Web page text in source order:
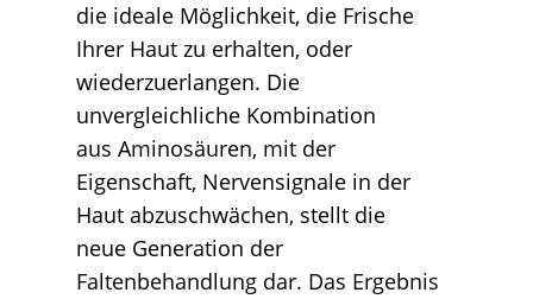
die ideale Möglichkeit, die Frische
Ihrer Haut zu erhalten, oder
wiederzuerlangen. Die
unvergleichliche Kombination
aus Aminosäuren, mit der
Eigenschaft, Nervensignale in der
Haut abzuschwächen, stellt die
neue Generation der
Faltenbehandlung dar. Das Ergebnis